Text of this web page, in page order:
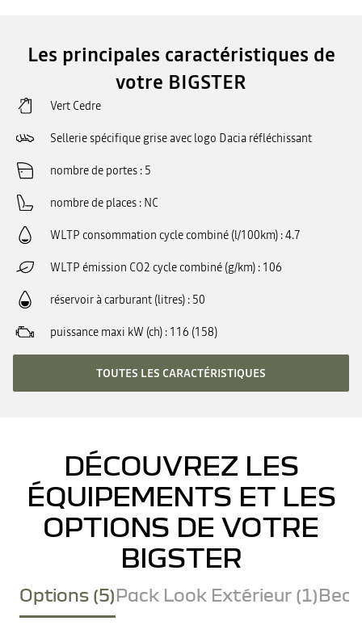
Les principales caractéristiques de
votre BIGSTER
Vert Cedre
Sellerie spécifique grise avec logo Dacia réfléchissant
nombre de portes 5
nombre de places NC
WLTP consommation cycle combiné (l/100km) 4.7
WLTP émission CO2 cycle combiné (g/km) 106
réservoir à carburant (litres) 50
puissance maxi kW (ch) 116 (158)
TOUTES LES CARACTÉRISTIQUES
DÉCOUVREZ LES
ÉQUIPEMENTS ET LES
OPTIONS DE VOTRE
BIGSTER
Options (5)Pack Look Extérieur (1)